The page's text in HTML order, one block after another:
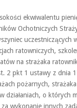
ekwiwalentu
Ochotniczych
uczestniczących
ratowniczych,
na strażaka
2 pkt 1 ustawy z dnia
pożarnych,
działaniach, o których
wykonanie innych